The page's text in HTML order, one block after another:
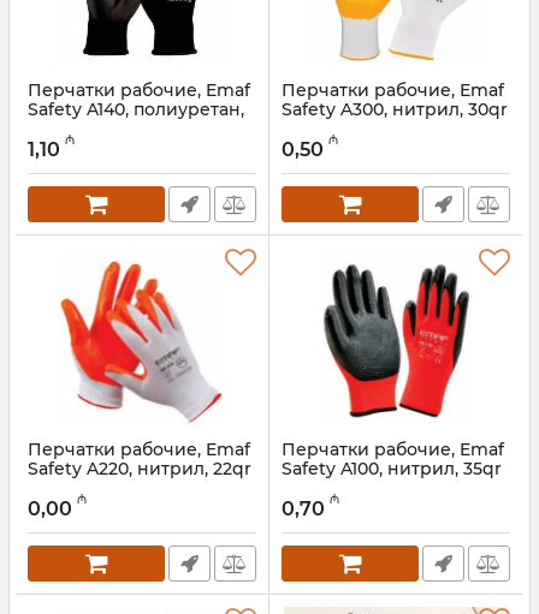
Перчатки рабочие, Emaf
Safety A140, полиуретан,
Артикул:
1,10 ₼
Перчатки рабочие, Emaf
Safety A300, нитрил, 30qr
Артикул:
0,50 ₼
Перчатки рабочие, Emaf
Safety A220, нитрил, 22qr
Артикул:
0,00 ₼
Перчатки рабочие, Emaf
Safety A100, нитрил, 35qr
Артикул:
0,70 ₼